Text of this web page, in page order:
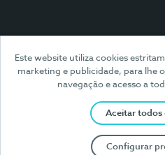
Este website utiliza cookies
marketing e publicidade, para lhe
navegação e acesso a
Aceitar todos
Configurar